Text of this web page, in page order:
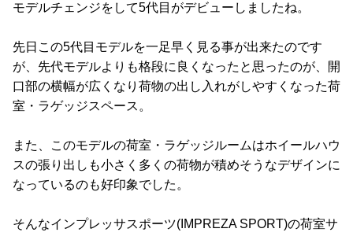
モデルチェンジをして5代目がデビューしましたね。
先日この5代目モデルを一足早く見る事が出来たのです
が、先代モデルよりも格段に良くなったと思ったのが、開
口部の横幅が広くなり荷物の出し入れがしやすくなった荷
室・ラゲッジスペース。
また、このモデルの荷室・ラゲッジルームはホイールハウ
スの張り出しも小さく多くの荷物が積めそうなデザインに
なっているのも好印象でした。
そんなインプレッサスポーツ(IMPREZA SPORT)の荷室サ